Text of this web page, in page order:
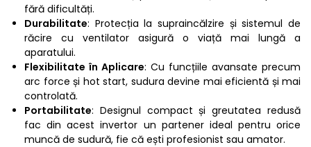
fără dificultăți.
Durabilitate: Protecția la supraincălzire și sistemul de
răcire cu ventilator asigură o viață mai lungă a
aparatului.
Flexibilitate în Aplicare: Cu funcțiile avansate precum
arc force și hot start, sudura devine mai eficientă și mai
controlată.
Portabilitate: Designul compact și greutatea redusă
fac din acest invertor un partener ideal pentru orice
muncă de sudură, fie că ești profesionist sau amator.